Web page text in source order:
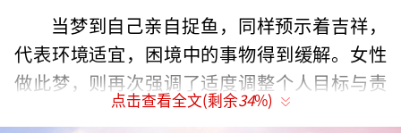
当梦到自己亲自捉鱼，同样预示着吉祥，
代表环境适宜，困境中的事物得到缓解。女性
做此梦，则再次强调了适度调整个人目标与责
任的重要性，以防不必要的心灵负担。
点击查看全文(剩余34%)